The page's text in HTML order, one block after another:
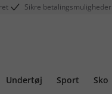
Sikre betalingsmuligheder
Undertøj Sport Sko